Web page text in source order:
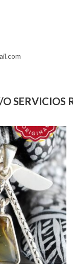
SERVICIOS